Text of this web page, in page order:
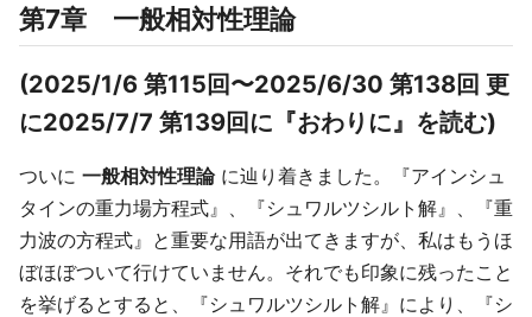
第7章 一般相対性理論
(2025/1/6 第115回〜2025/6/30 第138回 更
に2025/7/7 第139回に『おわりに』を読む)
ついに 一般相対性理論に辿り着きました。『アインシュ
タインの重力場方程式』、『シュワルツシルト解』、『重
力波の方程式』と重要な用語が出てきますが、私はもうほ
ぼほぼついて行けていません。それでも印象に残ったこと
を挙げるとすると、『シュワルツシルト解』により、『シ